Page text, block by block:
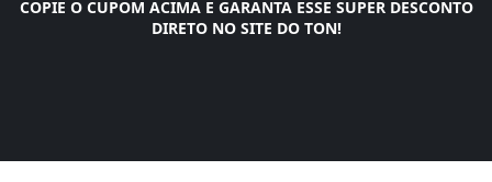
COPIE O CUPOM ACIMA E GARANTA ESSE SUPER DESCONTO
DIRETO NO SITE DO TON!